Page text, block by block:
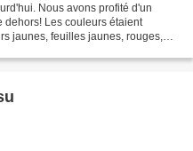
Nous avons profité d'un
dehors! Les couleurs étaient
jaunes, feuilles jaunes, rouges,